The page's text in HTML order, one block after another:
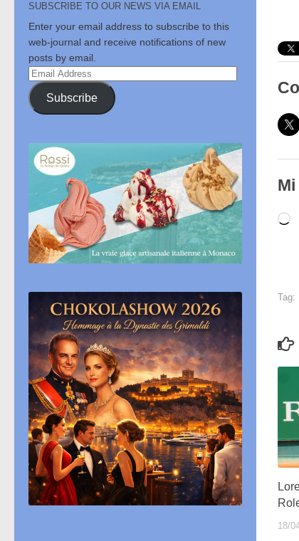
Mi
Tag:
18/
SUBSCRIBE TO OUR NEWS VIA EMAIL
Enter your email address to subscribe to this
web-journal and receive notifications of new
posts by email.
Email
Address
Subscribe